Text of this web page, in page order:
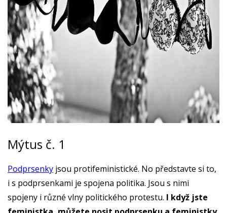
Mýtus č. 1
Podprsenky jsou protifeministické. No představte si to,
i s podprsenkami je spojena politika. Jsou s nimi
spojeny i různé vlny politického protestu. I když jste